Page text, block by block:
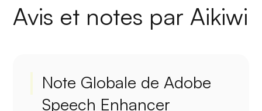
Avis et notes par Aikiwi
Note Globale de Adobe
Speech Enhancer